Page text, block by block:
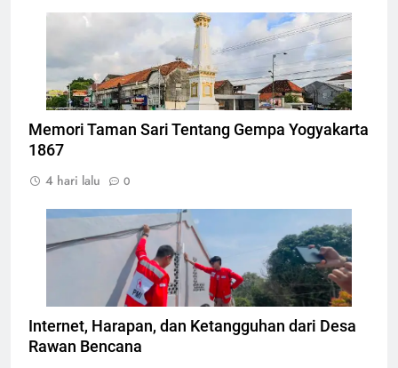
Tugu Yogyakarta, Foto: Photo by CEphoto, Uwe
Aranas
Memori Taman Sari Tentang Gempa Yogyakarta
1867
4 hari lalu
0
Pemasangan teknologi konektivitas internet
berbasis komunitas, Foto: Atep Maulana
Internet, Harapan, dan Ketangguhan dari Desa
Rawan Bencana